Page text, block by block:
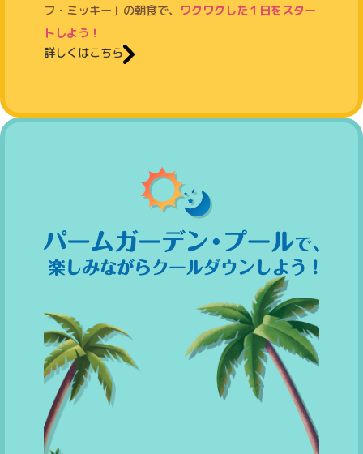
フ・ミッキー」の朝食で、 ワクワクした１日をスター
トしよう！
詳しくはこちら